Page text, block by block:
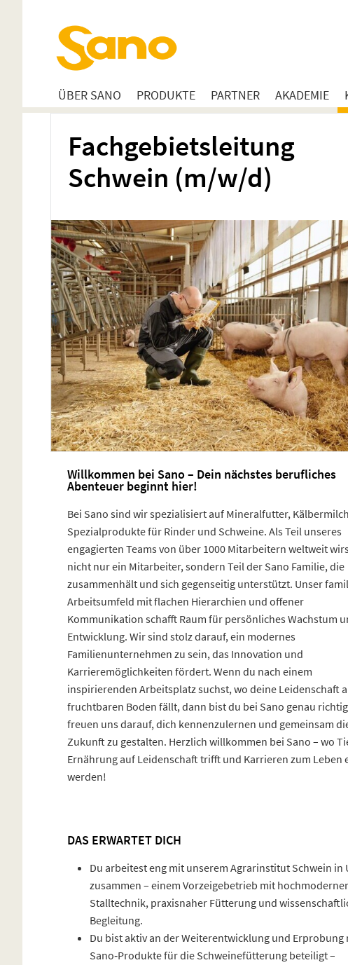
ÜBER SANO PRODUKTE PARTNER AKADEMIE
Fachgebietsleitung
Schwein (m/w/d)
Willkommen bei Sano – Dein nächstes berufliches
Abenteuer beginnt hier!
Bei Sano sind wir spezialisiert auf Mineralfutter,
Spezialprodukte für Rinder und Schweine. Als Teil unseres
engagierten Teams von über 1000 Mitarbeitern weltweit
nicht nur ein Mitarbeiter, sondern Teil der Sano Familie, die
zusammenhält und sich gegenseitig unterstützt. Unser
Arbeitsumfeld mit flachen Hierarchien und offener
Kommunikation schafft Raum für persönliches Wachstum
Entwicklung. Wir sind stolz darauf, ein modernes
Familienunternehmen zu sein, das Innovation und
Karrieremöglichkeiten fördert. Wenn du nach einem
inspirierenden Arbeitsplatz suchst, wo deine Leidenschaft
fruchtbaren Boden fällt, dann bist du bei Sano genau
freuen uns darauf, dich kennenzulernen und gemeinsam
Zukunft zu gestalten. Herzlich willkommen bei Sano – wo
Ernährung auf Leidenschaft trifft und Karrieren zum Leben
werden!
DAS ERWARTET DICH
Du arbeitest eng mit unserem Agrarinstitut Schwein in
zusammen – einem Vorzeigebetrieb mit hochmoderner
Stalltechnik, praxisnaher Fütterung und
Begleitung.
Du bist aktiv an der Weiterentwicklung und Erprobung
Sano‑Produkte für die Schweinefütterung beteiligt –